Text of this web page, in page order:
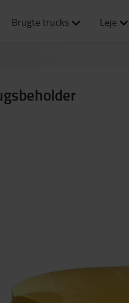
Brugte trucks Leje